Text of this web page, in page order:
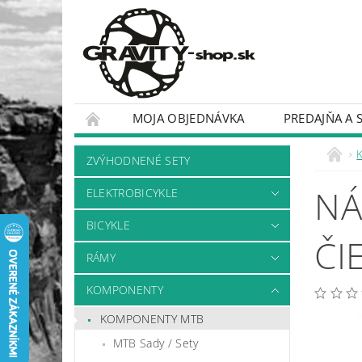
MOJA OBJEDNÁVKA
PREDAJŇA A
BICYKLE
RÁMY
ZVÝHODNENÉ SETY
ELEKTROBICYKLE
BICYKLE
RÁMY
KOMPONENTY
KOMPONENTY MTB
MTB Sady / Sety